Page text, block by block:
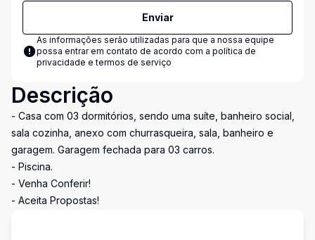
Enviar
As informações serão utilizadas para que a nossa equipe
possa entrar em contato de acordo com a política de
privacidade e termos de serviço
Descrição
- Casa com 03 dormitórios, sendo uma suíte, banheiro social,
sala cozinha, anexo com churrasqueira, sala, banheiro e
garagem. Garagem fechada para 03 carros.
- Piscina.
- Venha Conferir!
- Aceita Propostas!